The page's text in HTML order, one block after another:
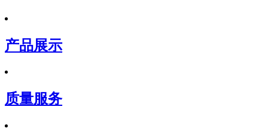
产品展示
质量服务